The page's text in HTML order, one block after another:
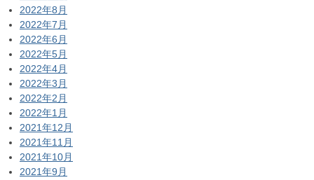
2022年8月
2022年7月
2022年6月
2022年5月
2022年4月
2022年3月
2022年2月
2022年1月
2021年12月
2021年11月
2021年10月
2021年9月